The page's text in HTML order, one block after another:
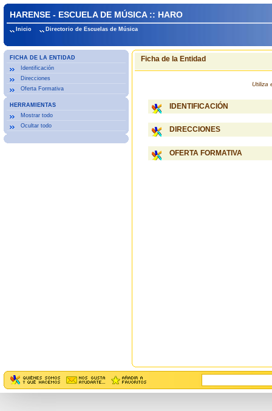
HARENSE - ESCUELA DE MÚSICA :: HARO
Inicio Directorio de Escuelas de Música
FICHA DE LA ENTIDAD
Identificación
Direcciones
Oferta Formativa
HERRAMIENTAS
Mostrar todo
Ocultar todo
Ficha de la Entidad
Utiliza
IDENTIFICACIÓN
DIRECCIONES
OFERTA FORMATIVA